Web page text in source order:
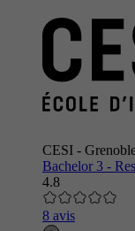
CESI -
Bachelor 3 -
4.8
8 avis